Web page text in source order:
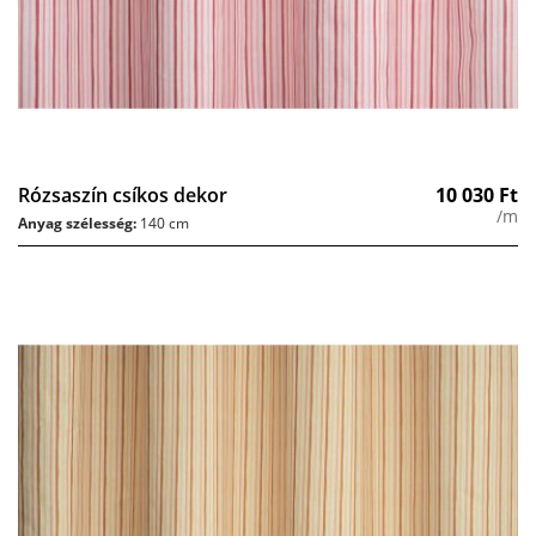
Rózsaszín csíkos dekor 10 030 Ft
/m
Anyag szélesség: 140 cm